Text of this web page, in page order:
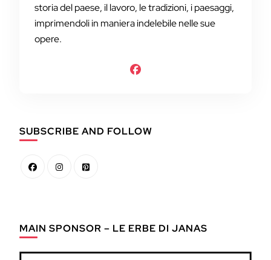
storia del paese, il lavoro, le tradizioni, i paesaggi,
imprimendoli in maniera indelebile nelle sue
opere.
SUBSCRIBE AND FOLLOW
MAIN SPONSOR – LE ERBE DI JANAS